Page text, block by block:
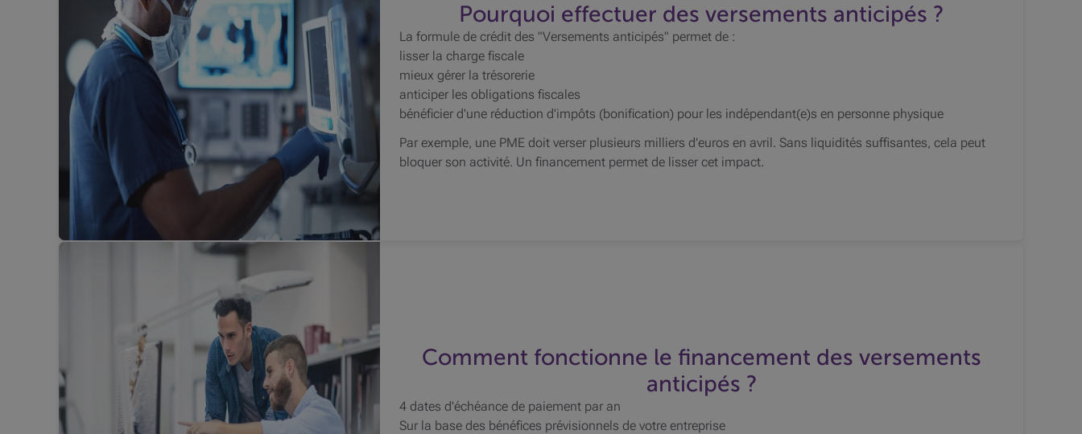
Pourquoi effectuer des versements anticipés ?
La formule de crédit des "Versements anticipés" permet de :
lisser la charge fiscale
mieux gérer la trésorerie
anticiper les obligations fiscales
bénéficier d'une réduction d'impôts (bonification) pour les indépendant(e)s en personne physique
Par exemple, une PME doit verser plusieurs milliers d’euros en avril. Sans liquidités suffisantes, cela peut
bloquer son activité. Un financement permet de lisser cet impact.
Comment fonctionne le financement des versements
anticipés ?
4 dates d'échéance de paiement par an
Sur la base des bénéfices prévisionnels de votre entreprise